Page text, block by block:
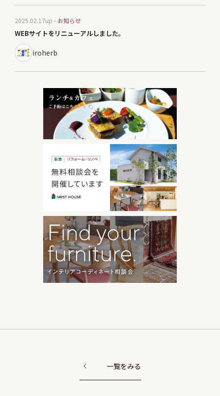
2025.02.17up - お知らせ
WEBサイトをリニューアルしました。
iroherb
一覧をみる